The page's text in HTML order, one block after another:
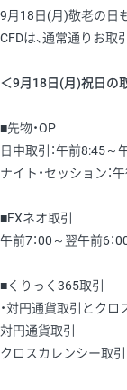
9月18日(月)敬老の日も
CFDは、通常通りお取
＜9月18日(月)祝日の
■先物・OP
日中取引：午前8:45～
ナイト・セッション：
■FXネオ取引
午前7：00～翌午前6：
■くりっく365取引
・対円通貨取引とクロ
対円通貨取引 ：午
クロスカレンシー取引